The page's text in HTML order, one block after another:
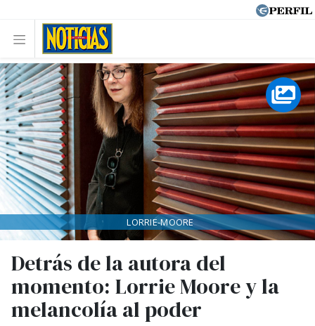
Detrás de la autora del
momento: Lorrie Moore y la
melancolía al poder
LORRIE-MOORE